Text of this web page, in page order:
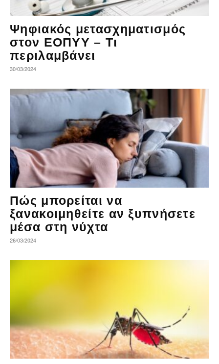
Ψηφιακός μετασχηματισμός
στον ΕΟΠΥΥ – Τι
περιλαμβάνει
30/03/2024
Πώς μπορείται να
ξανακοιμηθείτε αν ξυπνήσετε
μέσα στη νύχτα
26/03/2024